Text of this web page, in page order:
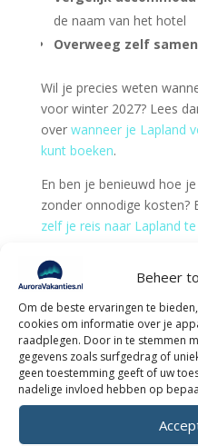
Beheer
Om de beste ervaringen te
cookies om informatie over je
raadplegen. Door in te stemmen
gegevens zoals surfgedrag of
geen toestemming geeft of uw
nadelige invloed hebben op
de naam van het hotel
Overweeg zelf
Wil je precies weten
voor winter 2027? Lees
over wanneer je Lapland
kunt boeken.
En ben je benieuwd hoe
zonder onnodige kosten?
zelf je reis naar Lapland
Conclusie: is
duurder in
2026?
Ja, gemiddeld is Lapland
2026. De verschillen zijn
procenten, met grotere
hoogseizoen.
De echte prijsbepaler is